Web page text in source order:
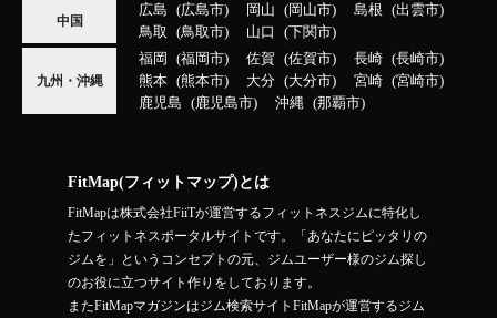
中国
広島 広島市 岡山 岡山市 島根
出雲市
鳥取
鳥取市 山口 下関市
九州・沖縄
福岡 福岡市 佐賀 佐賀市 長崎
長崎市
熊本
熊本市 大分 大分市 宮崎
宮崎市
鹿児島
鹿児島市 沖縄 那覇市
FitMap(フィットマップ)とは
FitMapは株式会社FiiTが運営するフィットネスジムに特化し
たフィットネスポータルサイトです。「あなたにピッタリの
ジムを」というコンセプトの元、ジムユーザー様のジム探し
のお役に立つサイト作りをしております。
またFitMapマガジンはジム検索サイトFitMapが運営するジム